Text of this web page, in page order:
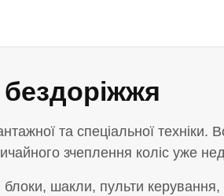
та спеціальної техніки.
зчеплення коліс уже
блоки, шакли, пульти